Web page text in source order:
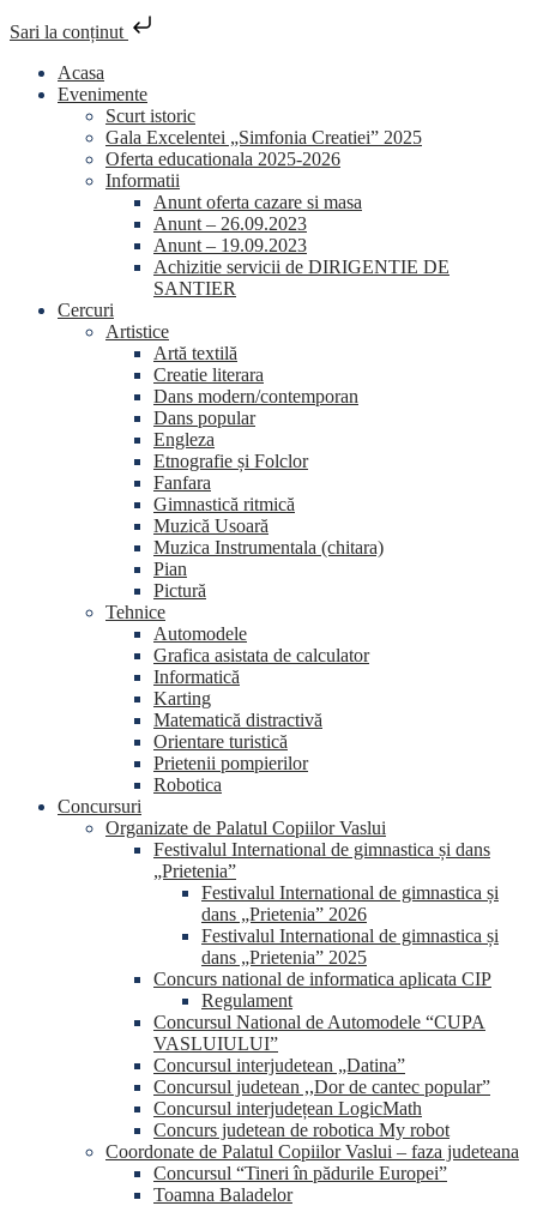
Sari la conținut
Skip
Acasa
Evenimente
Scurt istoric
Gala Excelentei „Simfonia Creatiei” 2025
Oferta educationala 2025-2026
Informatii
Anunt oferta cazare si masa
Anunt – 26.09.2023
Anunt – 19.09.2023
Achizitie servicii de DIRIGENTIE DE
SANTIER
Cercuri
Artistice
Artă textilă
Creatie literara
Dans modern/contemporan
Dans popular
Engleza
Etnografie și Folclor
Fanfara
Gimnastică ritmică
Muzică Usoară
Muzica Instrumentala (chitara)
Pian
Pictură
Tehnice
Automodele
Grafica asistata de calculator
Informatică
Karting
Matematică distractivă
Orientare turistică
Prietenii pompierilor
Robotica
Concursuri
Organizate de Palatul Copiilor Vaslui
Festivalul International de gimnastica și dans
„Prietenia”
Festivalul International de gimnastica și
dans „Prietenia” 2026
Festivalul International de gimnastica și
dans „Prietenia” 2025
Concurs national de informatica aplicata CIP
Regulament
Concursul National de Automodele “CUPA
VASLUIULUI”
Concursul interjudetean „Datina”
Concursul judetean ,,Dor de cantec popular”
Concursul interjudețean LogicMath
Concurs judetean de robotica My robot
Coordonate de Palatul Copiilor Vaslui – faza judeteana
Concursul “Tineri în pădurile Europei”
Toamna Baladelor